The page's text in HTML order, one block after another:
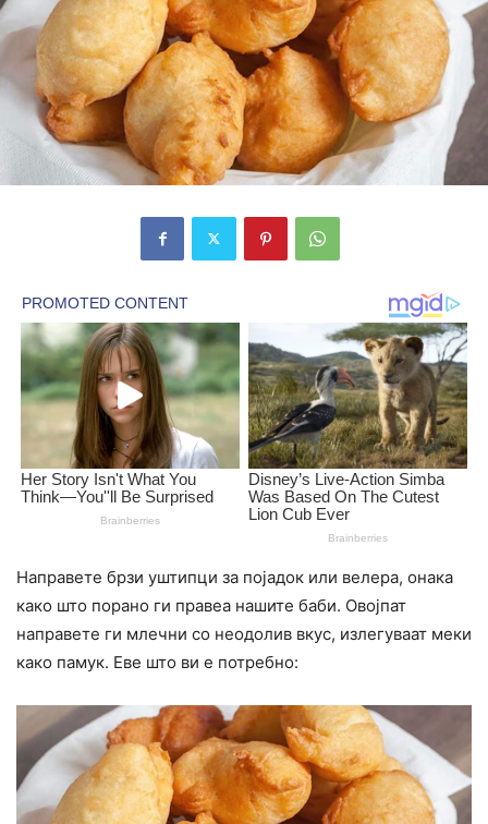
Направете брзи уштипци за појадок или велера, онака
како што порано ги правеа нашите баби. Овојпат
направете ги млечни со неодолив вкус, излегуваат меки
како памук. Еве што ви е потребно: